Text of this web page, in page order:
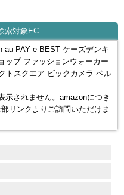
索対象EC
au PAY e-BEST ケーズデンキ
ップ ファッションウォーカー
トスクエア ビックカメラ ベル
されません。amazonにつき
リンクよりご訪問いただけま